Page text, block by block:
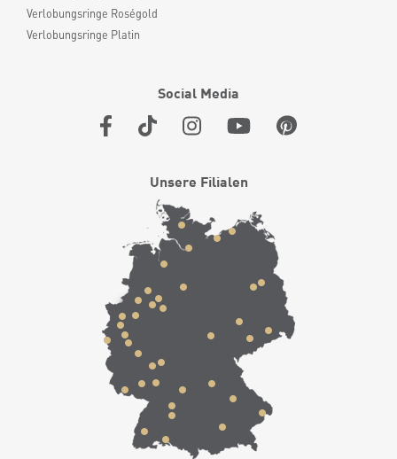
Verlobungsringe Roségold
Verlobungsringe Platin
Social Media
Unsere Filialen